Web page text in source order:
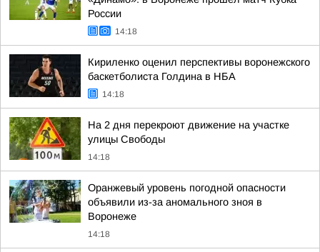
России
14:18
Кириленко оценил перспективы воронежского
баскетболиста Голдина в НБА
14:18
На 2 дня перекроют движение на участке
улицы Свободы
14:18
Оранжевый уровень погодной опасности
объявили из-за аномального зноя в
Воронеже
14:18